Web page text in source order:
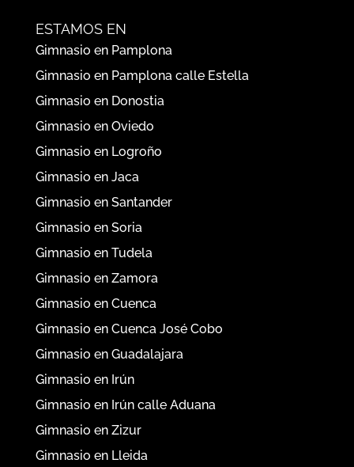
ESTAMOS EN
Gimnasio en Pamplona
Gimnasio en Pamplona calle Estella
Gimnasio en Donostia
Gimnasio en Oviedo
Gimnasio en Logroño
Gimnasio en Jaca
Gimnasio en Santander
Gimnasio en Soria
Gimnasio en Tudela
Gimnasio en Zamora
Gimnasio en Cuenca
Gimnasio en Cuenca José Cobo
Gimnasio en Guadalajara
Gimnasio en Irún
Gimnasio en Irún calle Aduana
Gimnasio en Zizur
Gimnasio en Lleida